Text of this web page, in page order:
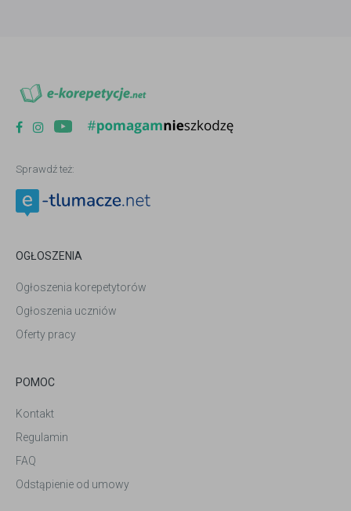
Sprawdź też:
OGŁOSZENIA
Ogłoszenia korepetytorów
Ogłoszenia uczniów
Oferty pracy
POMOC
Kontakt
Regulamin
FAQ
Odstąpienie od umowy